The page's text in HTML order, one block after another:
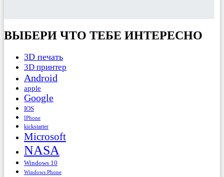
ВЫБЕРИ ЧТО ТЕБЕ ИНТЕРЕСНО
3D печать
3D принтер
Android
apple
Google
IOS
IPhone
kickstarter
Microsoft
NASA
Windows 10
Windows Phone